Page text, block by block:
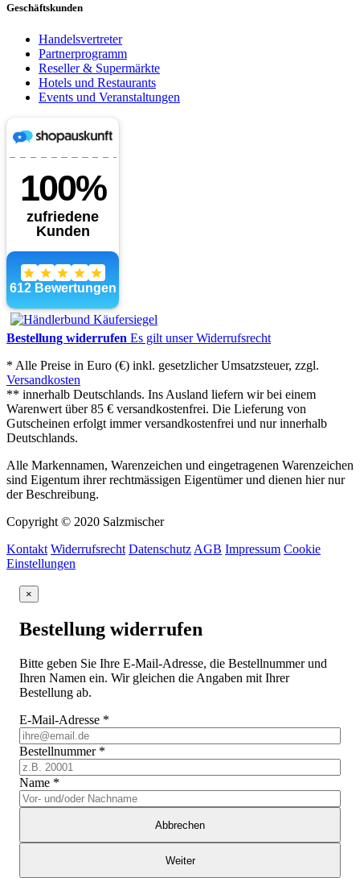
Geschäftskunden
Handelsvertreter
Partnerprogramm
Reseller & Supermärkte
Hotels und Restaurants
Events und Veranstaltungen
Bestellung widerrufen Es gilt unser Widerrufsrecht
* Alle Preise in Euro (€) inkl. gesetzlicher Umsatzsteuer, zzgl.
Versandkosten
** innerhalb Deutschlands. Ins Ausland liefern wir bei einem
Warenwert über 85 € versandkostenfrei. Die Lieferung von
Gutscheinen erfolgt immer versandkostenfrei und nur innerhalb
Deutschlands.
Alle Markennamen, Warenzeichen und eingetragenen Warenzeichen
sind Eigentum ihrer rechtmässigen Eigentümer und dienen hier nur
der Beschreibung.
Copyright © 2020 Salzmischer
Kontakt Widerrufsrecht Datenschutz AGB Impressum Cookie
Einstellungen
×
Bestellung widerrufen
Bitte geben Sie Ihre E-Mail-Adresse, die Bestellnummer und
Ihren Namen ein. Wir gleichen die Angaben mit Ihrer
Bestellung ab.
E-Mail-Adresse *
Bestellnummer *
Name *
Abbrechen
Weiter